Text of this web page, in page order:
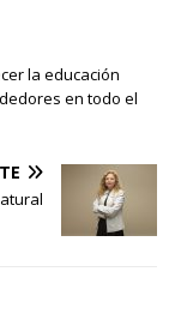
la educación
en todo el